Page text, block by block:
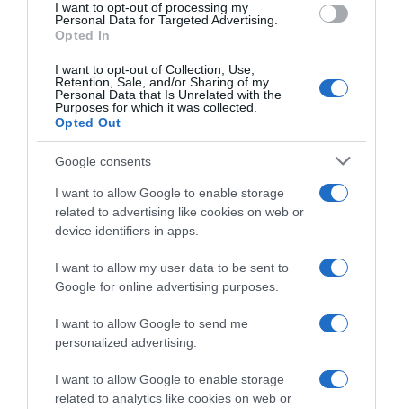
I want to opt-out of processing my
Personal Data for Targeted Advertising.
Opted In
I want to opt-out of Collection, Use,
Retention, Sale, and/or Sharing of my
Personal Data that Is Unrelated with the
Purposes for which it was collected.
Opted Out
Google consents
I want to allow Google to enable storage
related to advertising like cookies on web or
device identifiers in apps.
I want to allow my user data to be sent to
Google for online advertising purposes.
I want to allow Google to send me
personalized advertising.
I want to allow Google to enable storage
related to analytics like cookies on web or
17 Jun 14:15
PESSOAS
Lúcia Macedo lança nova música com
videoclipe gravado na Madeira